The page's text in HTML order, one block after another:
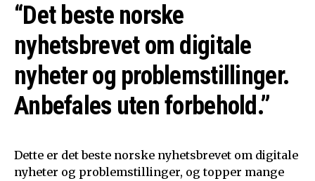
“Det beste norske
nyhetsbrevet om digitale
nyheter og problemstillinger.
Anbefales uten forbehold.”
Dette er det beste norske nyhetsbrevet om digitale
nyheter og problemstillinger, og topper mange